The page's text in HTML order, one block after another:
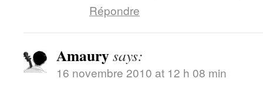
Répondre
Amaurysays:
16 novembre 2010 at 12 h 08 min